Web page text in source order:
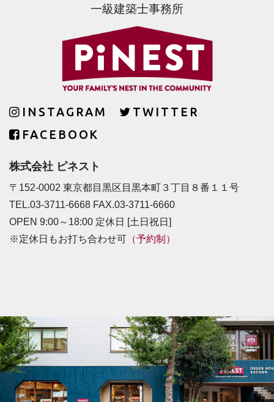
一級建築士事務所
INSTAGRAM
TWITTER
FACEBOOK
株式会社 ピネスト
〒152-0002 東京都目黒区目黒本町３丁目８番１１号
TEL.03-3711-6668 FAX.03-3711-6660
OPEN 9:00～18:00 定休日 [土日祝日]
※定休日もお打ち合わせ可 （予約制）